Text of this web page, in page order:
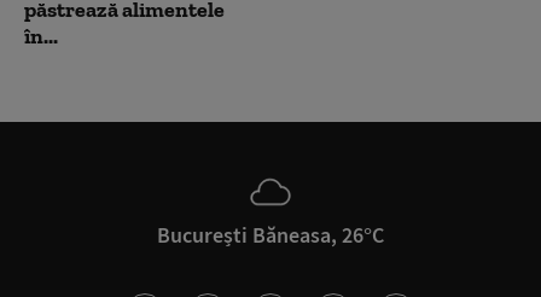
păstrează alimentele
în...
București Băneasa, 26°C